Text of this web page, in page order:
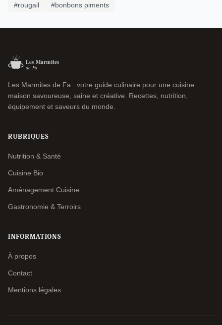
#rougail
#bonbons piments
Les Marmites de Fa : votre guide culinaire pour une cuisine
maison savoureuse, saine et créative. Recettes, nutrition,
équipement et saveurs du monde.
RUBRIQUES
Nutrition & Santé
Cuisine Bio
Aménagement Cuisine
Gastronomie & Terroirs
INFORMATIONS
À propos
Contact
Mentions légales